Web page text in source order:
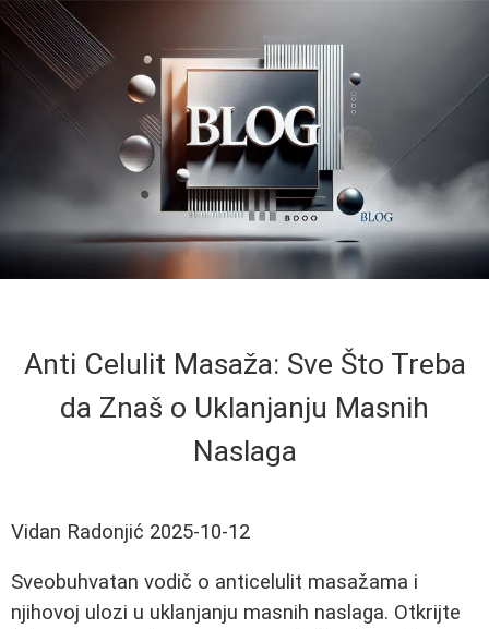
Anti Celulit Masaža: Sve Što Treba
da Znaš o Uklanjanju Masnih
Naslaga
Vidan Radonjić 2025-10-12
Sveobuhvatan vodič o anticelulit masažama i
njihovoj ulozi u uklanjanju masnih naslaga. Otkrijte